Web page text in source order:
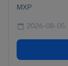
MXP
2026-08-05